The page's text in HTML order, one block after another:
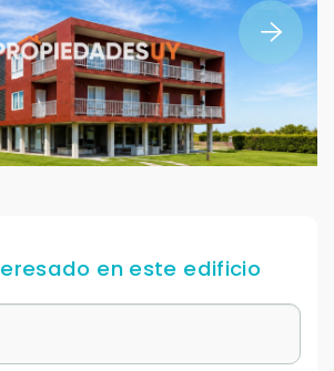
en este edificio